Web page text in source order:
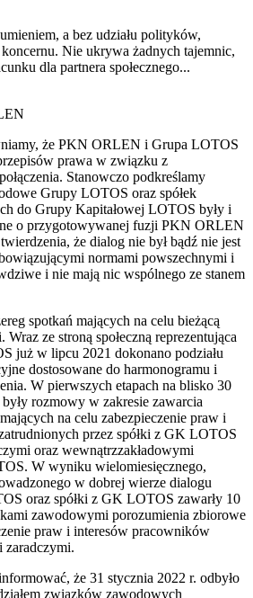
a bez udziału polityków,
Nie ukrywa żadnych tajemnic,
dla partnera społecznego...
że PKN ORLEN i Grupa LOTOS
prawa w związku z
Stanowczo podkreślamy
Grupy LOTOS oraz spółek
do Grupy Kapitałowej LOTOS były i
o przygotowywanej fuzji PKN ORLEN
że dialog nie był bądź nie jest
normami powszechnymi i
i nie mają nic wspólnego ze stanem
spotkań mających na celu bieżącą
ze stroną społeczną reprezentująca
już w lipcu 2021 dokonano podziału
dostosowane do harmonogramu i
W pierwszych etapach na blisko 30
rozmowy w zakresie zawarcia
na celu zabezpieczenie praw i
przez spółki z GK LOTOS
oraz wewnątrzzakładowymi
W wyniku wielomiesięcznego,
w dobrej wierze dialogu
oraz spółki z GK LOTOS zawarły 10
zawodowymi porozumienia zbiorowe
praw i interesów pracowników
zaradczymi.
że 31 stycznia 2022 r. odbyło
związków zawodowych